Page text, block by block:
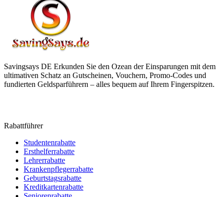
Savingsays DE Erkunden Sie den Ozean der Einsparungen mit dem
ultimativen Schatz an Gutscheinen, Vouchern, Promo-Codes und
fundierten Geldsparführern – alles bequem auf Ihrem Fingerspitzen.
Rabattführer
Studentenrabatte
Ersthelferrabatte
Lehrerrabatte
Krankenpflegerrabatte
Geburtstagsrabatte
Kreditkartenrabatte